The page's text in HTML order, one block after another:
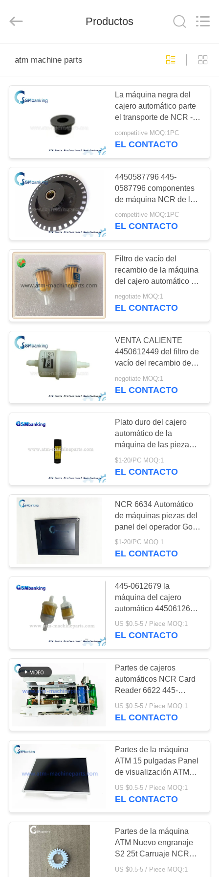
PRODUCTOS
NOSOTROS
VIAJE
DE
FÁBRICA
CONTROL
DE
CALIDAD
ÉNTRENOS
EN
CONTACTO
CON
NOTICIAS
PIDA
UNA
CITA
DEL
SITIO
PRIVACY
POLICY
International
Trade
Rights
Productos
atm machine parts
La máquina negra del
cajero automático parte
el transporte de NCR - el
polímero ensanchó 445-
0664856 4450664856
competitive MOQ:1PC
EL CONTACTO
4450587796 445-
0587796 componentes
de máquina NCR de la
atmósfera 5884
engranajes de polea
competitive MOQ:1PC
EL CONTACTO
Filtro de vacío del
recambio de la máquina
del cajero automático de
NCR 445-0612449
4450612449
negotiate MOQ:1
EL CONTACTO
VENTA CALIENTE
4450612449 del filtro de
vacío del recambio de la
máquina del cajero
automático de NCR 445-
negotiate MOQ:1
EL CONTACTO
Plato duro del cajero
automático de la
máquina de las piezas
de NCR S2 de la dongle
de los personajes de
automático 6622E del
pendrive plástico del
escritorio
$1-20/PC MOQ:1
EL CONTACTO
NCR 6634 Automático
de máquinas piezas del
panel del operador Gop
S8 ATM Display
0090025942
$1-20/PC MOQ:1
EL CONTACTO
445-0612679 la
máquina del cajero
automático 4450612679
parte el filtro de aire de
NCR
US $0.5-5 / Piece MOQ:1
EL CONTACTO
Partes de cajeros
automáticos NCR Card
Reader 6622 445-
0704480 Partes de
máquinas de cajeros
US $0.5-5 / Piece MOQ:1
EL CONTACTO
Partes de la máquina
ATM 15 pulgadas Panel
de visualización ATM
LCD Auo 15 G150XG03
US $0.5-5 / Piece MOQ:1
EL CONTACTO
Partes de la máquina
ATM Nuevo engranaje
S2 25t Carruaje NCR
25T Engranaje ATM
US $0.5-5 / Piece MOQ:1